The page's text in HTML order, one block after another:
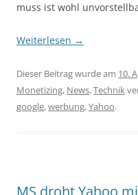
muss ist wohl
Weiterlesen →
Dieser Beitrag wurde am 10.
Monetizing, News,Technik
google,werbung,Yahoo.
MS droht Yahoo